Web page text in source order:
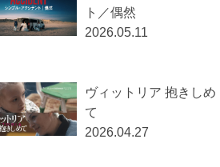
ト／偶然
2026.05.11
ヴィットリア 抱きしめ
て
2026.04.27